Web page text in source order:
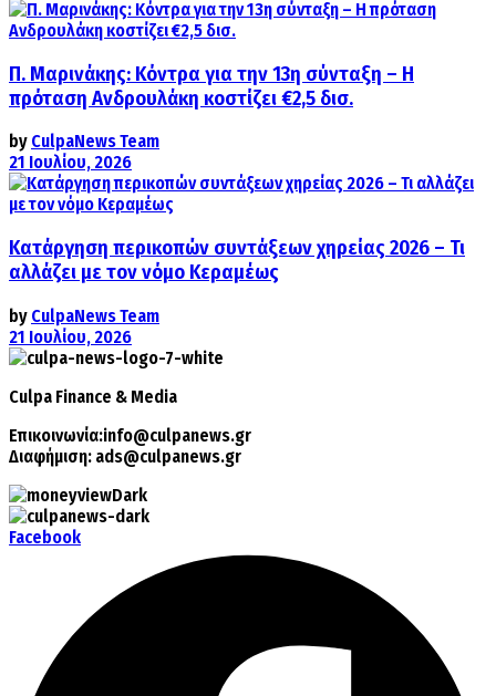
Π. Μαρινάκης: Κόντρα για την 13η σύνταξη – Η
πρόταση Ανδρουλάκη κοστίζει €2,5 δισ.
by CulpaNews Team
21 Ιουλίου, 2026
Κατάργηση περικοπών συντάξεων χηρείας 2026 – Τι
αλλάζει με τον νόμο Κεραμέως
by CulpaNews Team
21 Ιουλίου, 2026
Culpa Finance & Media
Επικοινωνία:info@culpanews.gr
Διαφήμιση: ads@culpanews.gr
Facebook